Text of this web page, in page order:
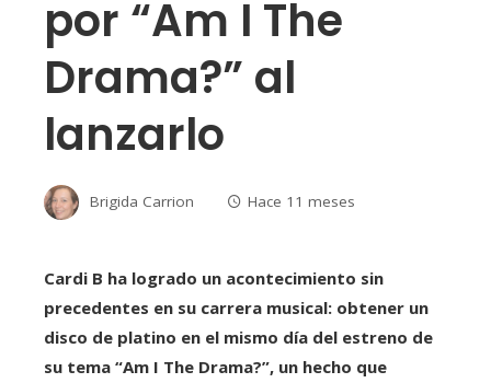
por “Am I The
Drama?” al
lanzarlo
Brigida Carrion Hace 11 meses
Cardi B ha logrado un acontecimiento sin
precedentes en su carrera musical: obtener un
disco de platino en el mismo día del estreno de
su tema “Am I The Drama?”, un hecho que